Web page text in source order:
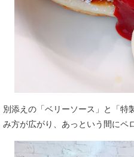
別添えの「ベリーソース」と「特
み方が広がり、あっという間にペ